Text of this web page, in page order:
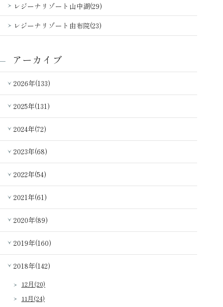
レジーナリゾート山中湖(29)
レジーナリゾート由布院(23)
アーカイブ
2026年(133)
2025年(131)
2024年(72)
2023年(68)
2022年(54)
2021年(61)
2020年(89)
2019年(160)
2018年(142)
12月(20)
11月(24)